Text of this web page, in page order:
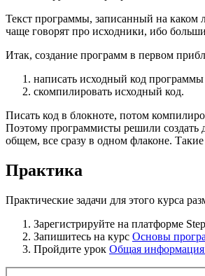
Текст программы, записанный на каком
чаще говорят про исходники, ибо
Итак, создание программ в первом
написать исходный код программы
скомпилировать исходный код.
Писать код в блокноте, потом
Поэтому программисты решили создать
общем, все сразу в одном флаконе.
Практика
Практические задачи для этого курса
Зарегистрируйте на платформе
Запишитесь на курс Основы
Пройдите урок Общая информация